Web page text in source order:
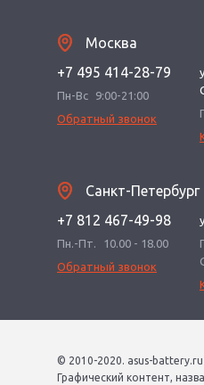
Москва
+7 495 414-28-79
Пн-Вс
9:00-21:00
Обратный звонок
Санкт-Петербург
+7 812 467-49-98
Пн.-Пт.
10.00 - 18.00
Обратный звонок
© 2010-2020. asus-battery.ru
Графический контент,